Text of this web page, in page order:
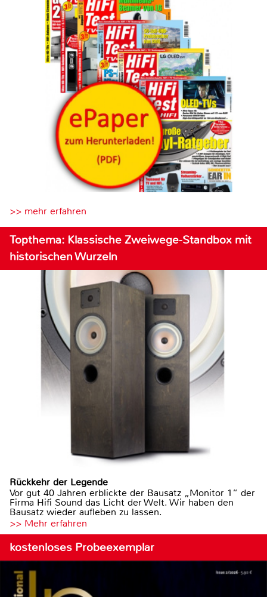
>> mehr erfahren
Topthema: Klassische Zweiwege-Standbox mit
historischen Wurzeln
Rückkehr der Legende
Vor gut 40 Jahren erblickte der Bausatz „Monitor 1“ der
Firma Hifi Sound das Licht der Welt. Wir haben den
Bausatz wieder aufleben zu lassen.
>> Mehr erfahren
kostenloses Probeexemplar